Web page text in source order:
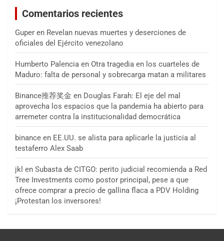
Comentarios recientes
Guper en Revelan nuevas muertes y deserciones de
oficiales del Ejército venezolano
Humberto Palencia en Otra tragedia en los cuarteles de
Maduro: falta de personal y sobrecarga matan a militares
Binance推荐奖金 en Douglas Farah: El eje del mal
aprovecha los espacios que la pandemia ha abierto para
arremeter contra la institucionalidad democrática
binance en EE.UU. se alista para aplicarle la justicia al
testaferro Alex Saab
jkl en Subasta de CITGO: perito judicial recomienda a Red
Tree Investments como postor principal, pese a que
ofrece comprar a precio de gallina flaca a PDV Holding
¡Protestan los inversores!